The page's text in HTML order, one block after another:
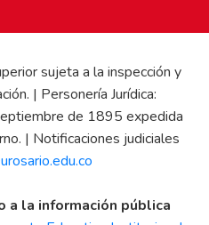
sujeta a la inspección y
| Personería Jurídica:
de 1895 expedida
| Notificaciones judiciales
a la información pública